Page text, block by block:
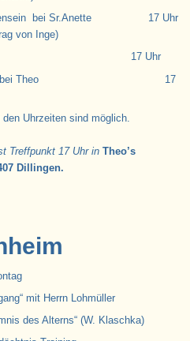
bei Sr.Anette 17 Uhr
Inge)
Theo 17 Uhr
bei Theo 17
Uhrzeiten sind möglich.
Treffpunkt 17 Uhr in Theo’s
Dillingen.
mit Herrn Lohmüller
des Alterns“ (W. Klaschka)